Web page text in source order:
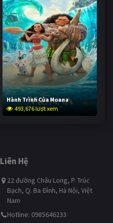
Hành Trình Của Moana
493,676 lượt xem
Liên Hệ
22 đường Châu Long, P. Trúc
Bạch, Q. Ba Đình, Hà Nội, Việt
Nam
Hotline: 0985646233